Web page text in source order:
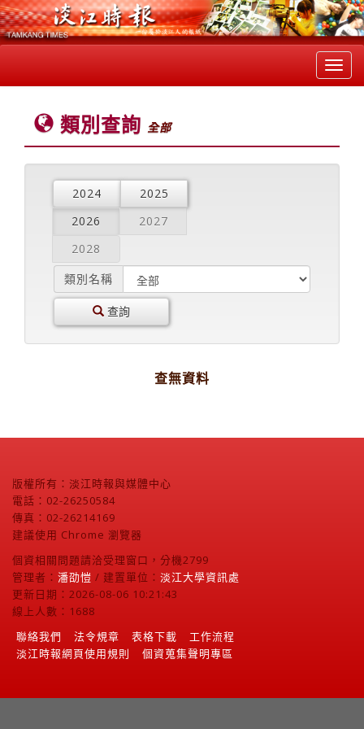
類別查詢 全部
2024
2025
2026
2027
2028
類別名稱
查詢
查無資料
版權所有：淡江時報與媒體中心
電話：02-26250584
傳真：02-26214169
建議使用 Chrome 瀏覽器
個資相關問題請洽受理窗口，分機2799
管理者： 潘劭愷 / 建置單位： 淡江大學資訊處
更新日期：2026-08-06 10:21:43
線上人數：1688
聯絡我們
法令規章 表格下載
工作流程
淡江時報網頁使用規則
個資蒐集聲明專區